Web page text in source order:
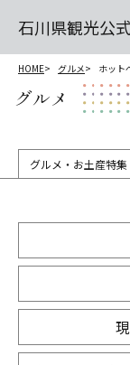
石川県観光公
HOME グルメ ホット
グルメ
グルメ・お土産特集